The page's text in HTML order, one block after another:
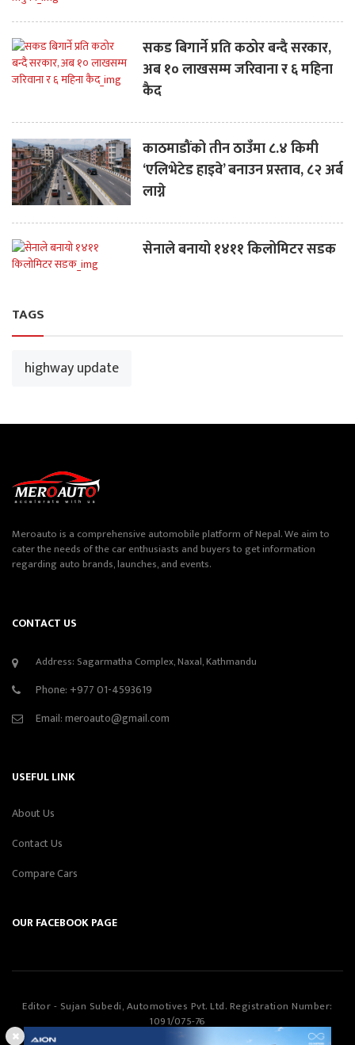
सकड बिगार्ने प्रति कठोर बन्दै सरकार,
अब १० लाखसम्म जरिवाना र ६ महिना
कैद
काठमाडौंको तीन ठाउँमा ८.४ किमी
‘एलिभेटेड हाइवे’ बनाउन प्रस्ताव, ८२ अर्ब
लाग्ने
सेनाले बनायो १४११ किलोमिटर सडक
TAGS
highway update
Meroauto is a comprehensive automobile platform of Nepal. We aim to
cater the needs of the car enthusiasts and buyers to get information
regarding auto brands, launches, and events.
CONTACT US
Address: Sagarmatha Complex, Naxal, Kathmandu
Phone: +977 01-4593619
Email:meroauto@gmail.com
USEFUL LINK
About Us
Contact Us
Compare Cars
OUR FACEBOOK PAGE
Editor - Sujan Subedi, Automotives Pvt. Ltd. Registration Number:
1091/075-76